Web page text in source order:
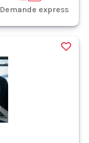
Demande express